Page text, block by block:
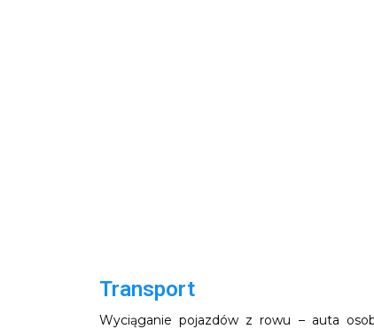
Transport
Wyciąganie pojazdów z rowu – auta